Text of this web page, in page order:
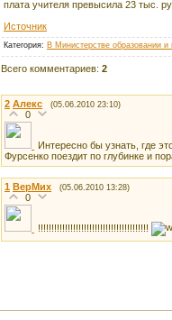
плата учителя превысила 23 тыс.
Источник
Категория: В Министерстве образовании и
Всего комментариев: 2
2 Алекс (05.06.2010 23:10)
0
Интересно бы узнать, где
Фурсенко поездит по глубинке и
1 ВерМих (05.06.2010 13:28)
0
!!!!!!!!!!!!!!!!!!!!!!!!!!!!!!!!!!!!!!!!!